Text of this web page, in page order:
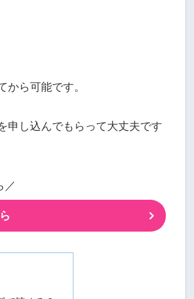
ら可能です。
申し込んでもらって大丈夫です
／